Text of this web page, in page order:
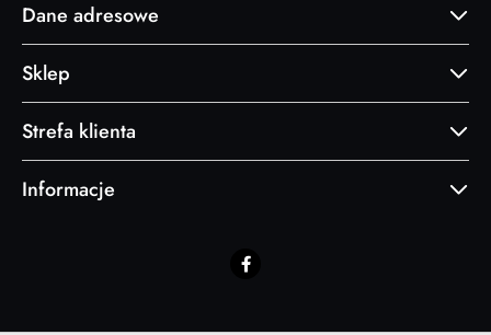
Dane adresowe
Sklep
Strefa klienta
Informacje